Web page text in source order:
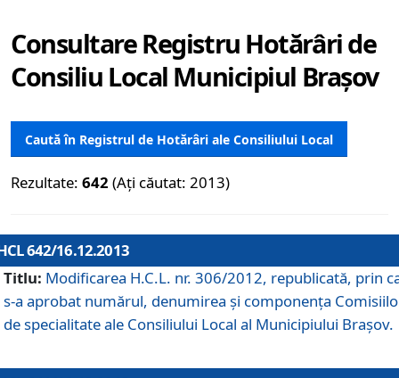
Consultare Registru Hotărâri de
Consiliu Local Municipiul Brașov
Caută în Registrul de Hotărâri ale Consiliului Local
Rezultate: 642 (Ați căutat: 2013)
642/16.12.2013
Titlu: Modificarea H.C.L. nr. 306/2012, republicată, prin
s-a aprobat numărul, denumirea şi componenţa
de specialitate ale Consiliului Local al Municipiului Braşov.